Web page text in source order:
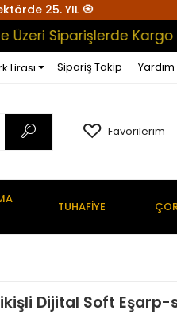
25. YIL 🧿
Kargo
Lirası Sipariş Takip Yardım
Favorilerim
TUHAFİYE
Dijital Soft Eşarp-